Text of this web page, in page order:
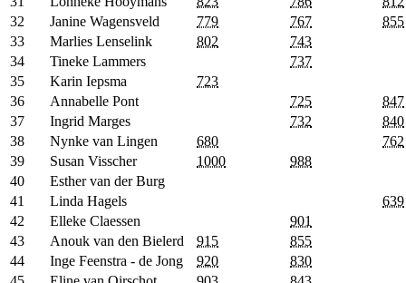
32
Janine Wagensveld 779 767
855
33
Marlies Lenselink 802
743
34
Tineke Lammers
737
35
Karin Iepsma
723
36
Annabelle Pont 725
847
37
Ingrid Marges 732
840
38
Nynke van Lingen 680
762
39
Susan Visscher 1000
988
40
Esther van der Burg
41
Linda Hagels
639
42
Elleke Claessen
901
43
Anouk van den Bielerd 915
855
44
Inge Feenstra - de Jong 920
830